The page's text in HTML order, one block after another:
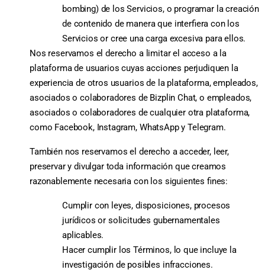
bombing) de los Servicios, o programar la creación
de contenido de manera que interfiera con los
Servicios or cree una carga excesiva para ellos.
Nos reservamos el derecho a limitar el acceso a la
plataforma de usuarios cuyas acciones perjudiquen la
experiencia de otros usuarios de la plataforma, empleados,
asociados o colaboradores de Bizplin Chat, o empleados,
asociados o colaboradores de cualquier otra plataforma,
como Facebook, Instagram, WhatsApp y Telegram.
También nos reservamos el derecho a acceder, leer,
preservar y divulgar toda información que creamos
razonablemente necesaria con los siguientes fines:
Cumplir con leyes, disposiciones, procesos
jurídicos or solicitudes gubernamentales
aplicables.
Hacer cumplir los Términos, lo que incluye la
investigación de posibles infracciones.